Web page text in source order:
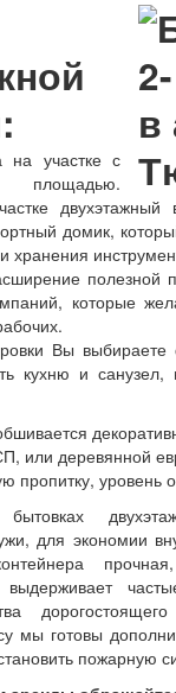
на участке с
площадью.
двухэтажный
домик,
хранения
полезной
которые
Вы
кухню и санузел,
или деревянной
пропитку, уровень
для экономии
выдерживает
мы готовы
пожарную